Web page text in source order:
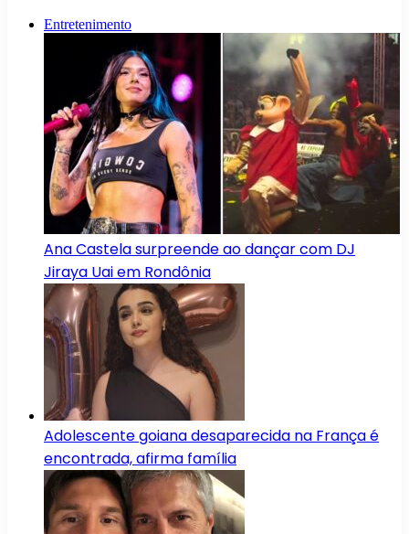
Entretenimento
Ana Castela surpreende ao dançar com DJ
Jiraya Uai em Rondônia
Adolescente goiana desaparecida na França é
encontrada, afirma família